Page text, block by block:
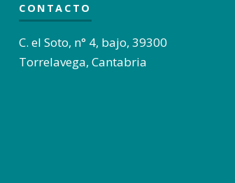
CONTACTO
C. el Soto, n° 4, bajo, 39300
Torrelavega, Cantabria